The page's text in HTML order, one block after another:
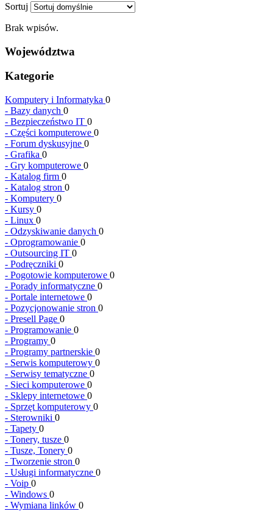
Sortuj
Brak wpisów.
Województwa
Kategorie
Komputery i Informatyka 0
- Bazy danych 0
- Bezpieczeństwo IT 0
- Części komputerowe 0
- Forum dyskusyjne 0
- Grafika 0
- Gry komputerowe 0
- Katalog firm 0
- Katalog stron 0
- Komputery 0
- Kursy 0
- Linux 0
- Odzyskiwanie danych 0
- Oprogramowanie 0
- Outsourcing IT 0
- Podręczniki 0
- Pogotowie komputerowe 0
- Porady informatyczne 0
- Portale internetowe 0
- Pozycjonowanie stron 0
- Presell Page 0
- Programowanie 0
- Programy 0
- Programy partnerskie 0
- Serwis komputerowy 0
- Serwisy tematyczne 0
- Sieci komputerowe 0
- Sklepy internetowe 0
- Sprzęt komputerowy 0
- Sterowniki 0
- Tapety 0
- Tonery, tusze 0
- Tusze, Tonery 0
- Tworzenie stron 0
- Usługi informatyczne 0
- Voip 0
- Windows 0
- Wymiana linków 0